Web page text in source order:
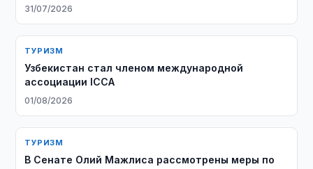
31/07/2026
ТУРИЗМ
Узбекистан стал членом международной
ассоциации ICCA
01/08/2026
ТУРИЗМ
В Сенате Олий Мажлиса рассмотрены меры по